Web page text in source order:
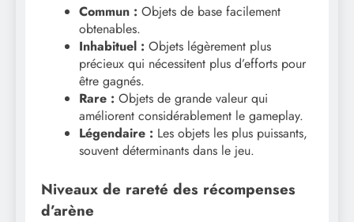
Commun : Objets de base facilement
obtenables.
Inhabituel : Objets légèrement plus
précieux qui nécessitent plus d’efforts pour
être gagnés.
Rare : Objets de grande valeur qui
améliorent considérablement le gameplay.
Légendaire : Les objets les plus puissants,
souvent déterminants dans le jeu.
Niveaux de rareté des récompenses
d’arène